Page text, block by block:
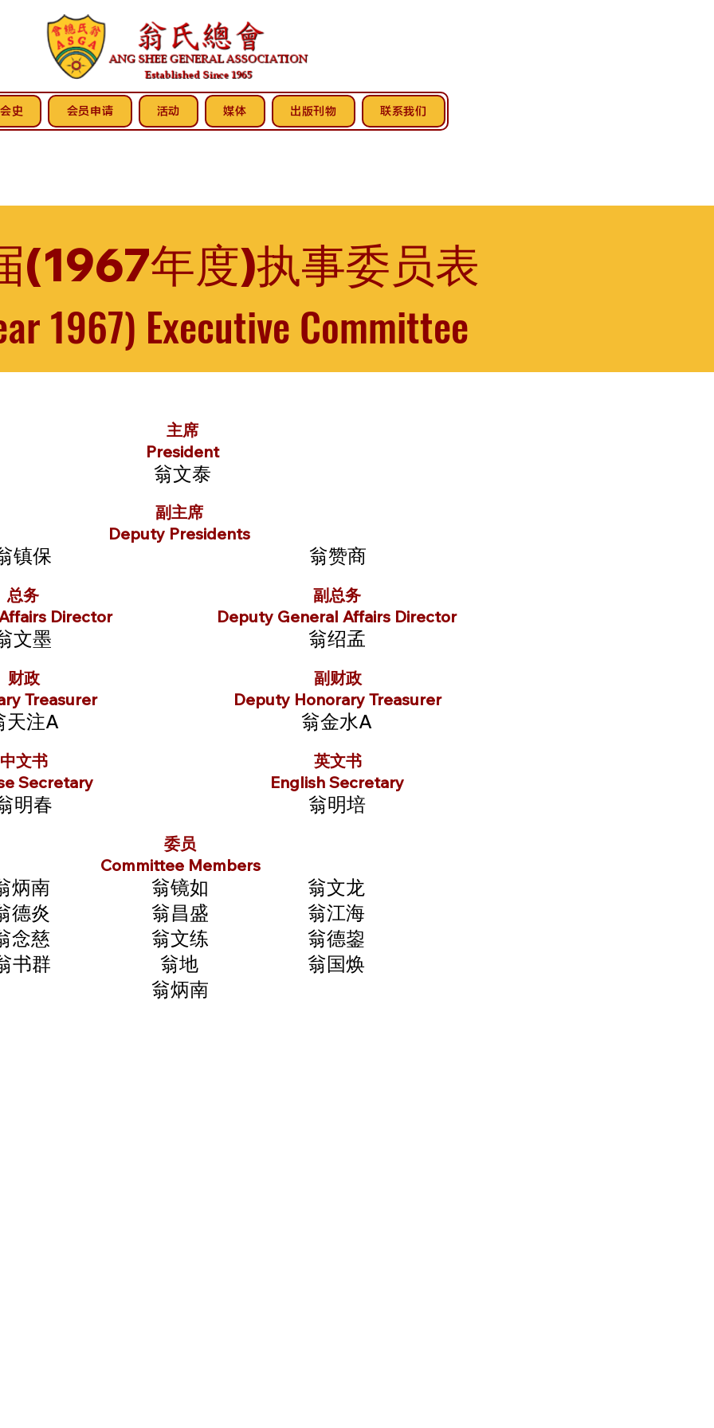
会史 会员申请 活动 媒体 出版刊物 联系我们
(1967年度)执事委员表
1967) Executive Committee
主席
President
翁文泰
副主席
Deputy Presidents
镇保
总务
Director
文墨
财政
Treasurer
天注A
中文书
Secretary
明春
翁赞商
副总务
Deputy General Affairs Director
翁绍孟
副财政
Deputy Honorary Treasurer
翁金水A
英文书
English Secretary
翁明培
委员
Committee Members
翁镜如 翁文龙
炳南
德炎
翁昌盛
翁江海
念慈
翁文练
翁德鋆
书群
翁地
翁国焕
翁炳南